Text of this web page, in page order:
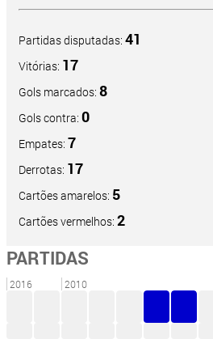
Partidas disputadas: 41
Vitórias: 17
Gols marcados: 8
Gols contra: 0
Empates: 7
Derrotas: 17
Cartões amarelos: 5
Cartões vermelhos: 2
PARTIDAS
2016 2010